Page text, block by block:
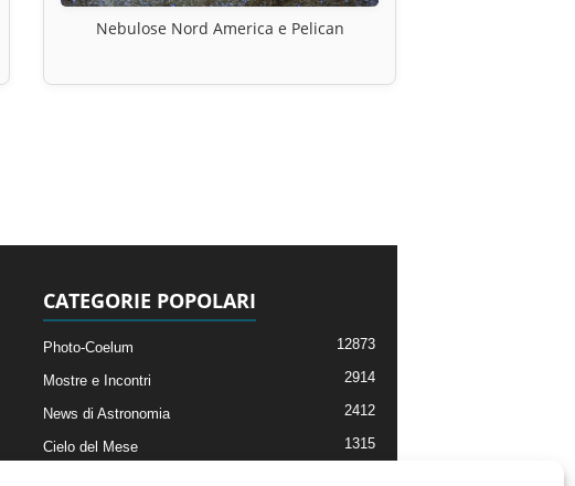
Nebulose Nord America e Pelican
CATEGORIE POPOLARI
Photo-Coelum 12873
Mostre e Incontri 2914
News di Astronomia 2412
Cielo del Mese 1315